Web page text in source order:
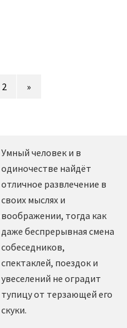
2 »
Умный человек и в
одиночестве найдёт
отличное развлечение в
своих мыслях и
воображении, тогда как
даже беспрерывная смена
собеседников,
спектаклей, поездок и
увеселений не оградит
тупицу от терзающей его
скуки.